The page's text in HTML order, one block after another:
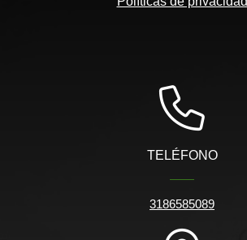
TELÉFONO
3186585089